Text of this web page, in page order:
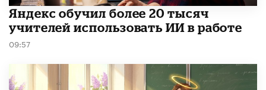
​Яндекс обучил более 20 тысяч
учителей использовать ИИ в работе
09:57